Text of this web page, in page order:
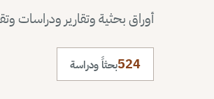
أوراق بحثية وتقارير ودراسات
524بحثاً ودراسة